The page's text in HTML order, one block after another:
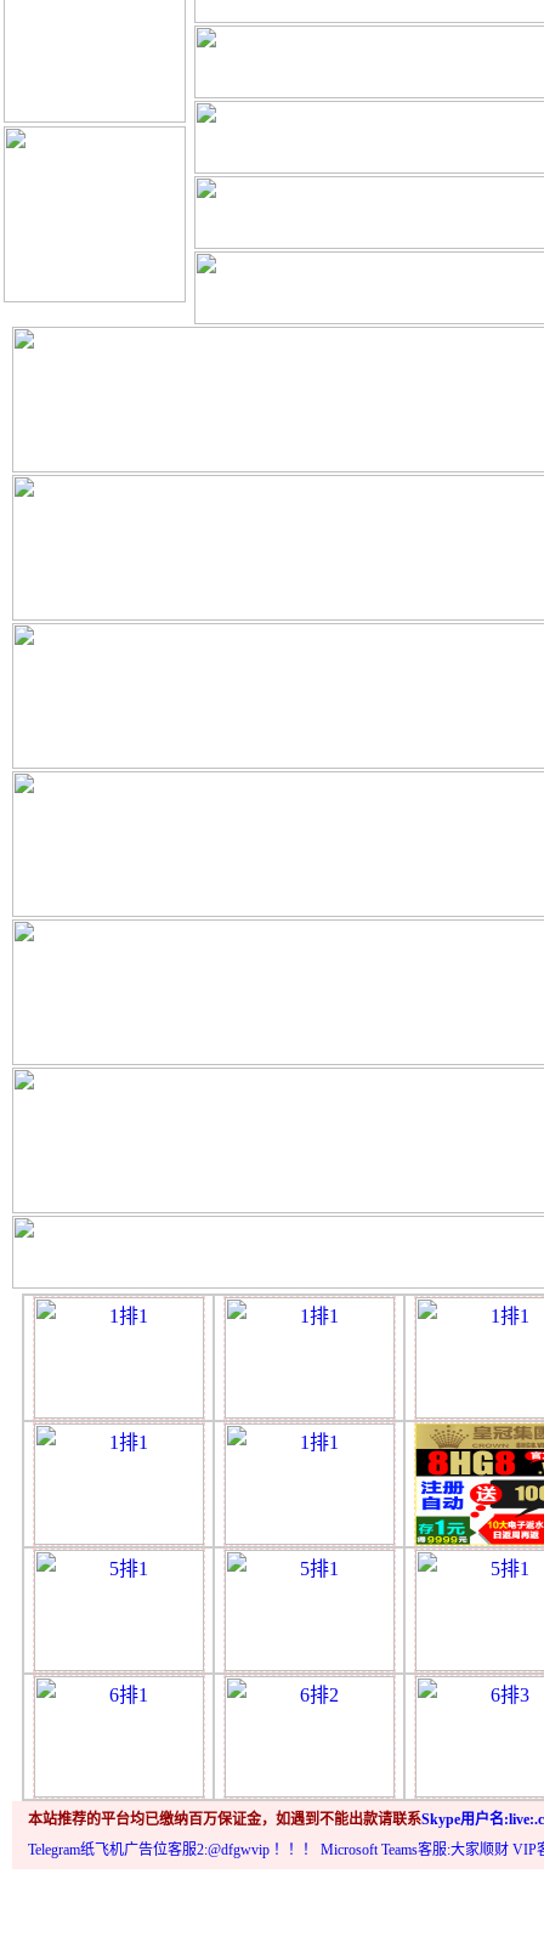
本站推荐的平台均已缴纳百万保证金，如遇到不能出款请联系Skype用户名
Telegram纸飞机广告位客服2:@dfgwvip ！！！ Microsoft Teams客服:大家顺财 VIP